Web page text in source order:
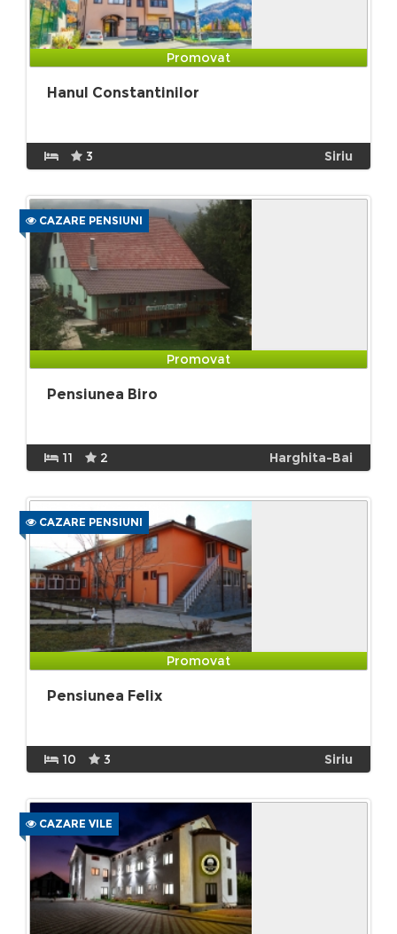
Promovat
Hanul Constantinilor
3 Siriu
CAZARE PENSIUNI
Promovat
Pensiunea Biro
11 2 Harghita-Bai
CAZARE PENSIUNI
Promovat
Pensiunea Felix
10 3 Siriu
CAZARE VILE